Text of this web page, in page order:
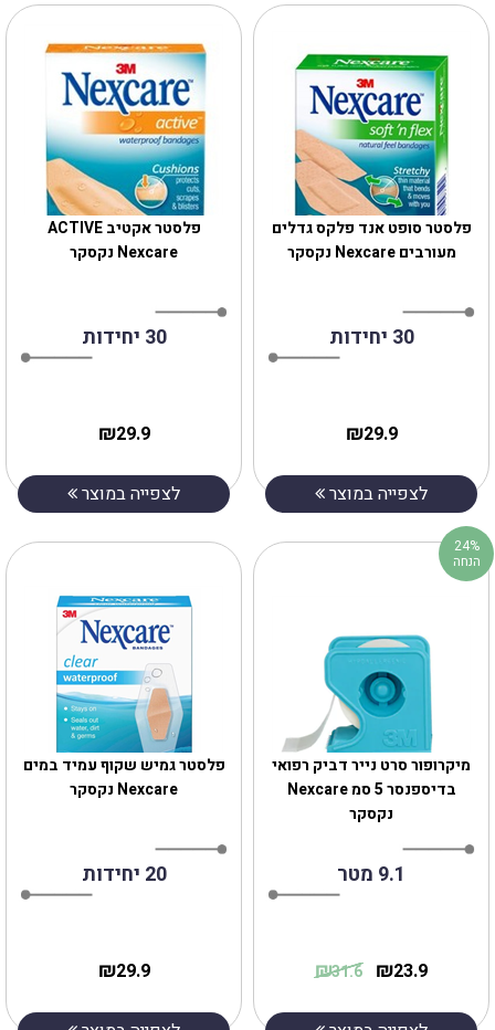
פלסטר אקטיב ACTIVE
Nexcare נקסקר
30 יחידות
29.9
₪
לצפייה במוצר
פלסטר סופט אנד פלקס גדלים
מעורבים Nexcare נקסקר
30 יחידות
29.9
₪
לצפייה במוצר
פלסטר גמיש שקוף עמיד במים
Nexcare נקסקר
20 יחידות
29.9
₪
מיקרופור סרט נייר דביק רפואי
בדיספנסר 5 סמ Nexcare
נקסקר
9.1 מטר
23.9
₪
31.6
₪
24%
הנחה